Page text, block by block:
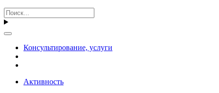
Консультирование, услуги
Активность